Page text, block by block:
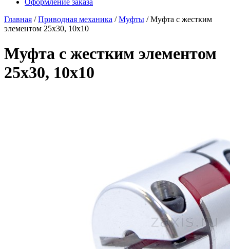
Оформление заказа
Главная /Приводная механика /Муфты / Муфта с жестким
элементом 25x30, 10x10
Муфта с жестким элементом
25x30, 10x10